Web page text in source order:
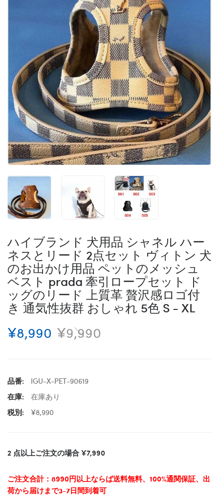
ハイブランド 犬用品 シャネル ハー
ネスとリード 2点セット ヴィトン 犬
のお出かけ用品 ペットのメッシュ
ベスト prada 牽引ロープセット ド
ッグのリード 上質革 贅沢感ロゴ付
き 通気性抜群 おしゃれ 5色 S - XL
¥8,990 ¥9,990
品番:
IGU-X-PET-90619
在庫:
在庫あり
税別:
¥8,990
2 点以上ご注文の場合 ¥7,990
ご注文合計：8990円以上ならば送料無料、100%通関保証、出
荷から届けまで3-7日間到着可